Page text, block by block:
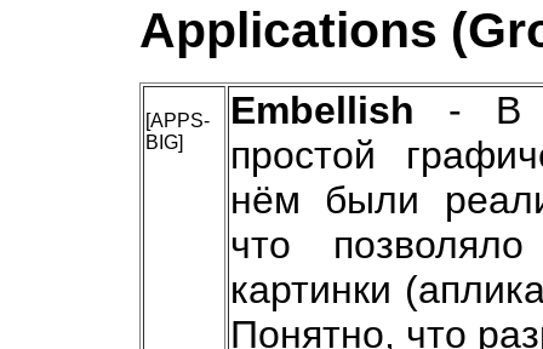
Applications
[APPS-
BIG]
Embellish - В
простой
нём были
что
картинки
Понятно, что